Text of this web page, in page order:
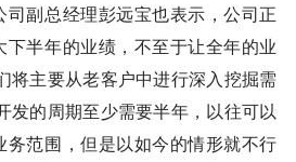
副总经理彭远宝也表示，公司正
半年的业绩，不至于让全年的业
将主要从老客户中进行深入挖掘需
发的周期至少需要半年，以往可以
务范围，但是以如今的情形就不行